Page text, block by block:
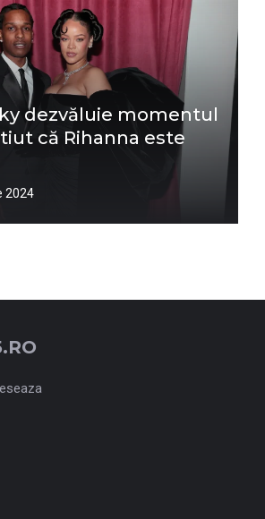
dezvăluie momentul
că Rihanna este
2024